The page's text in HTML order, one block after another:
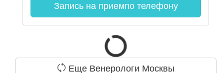
Запись на приемпо телефону
Еще Венерологи Москвы